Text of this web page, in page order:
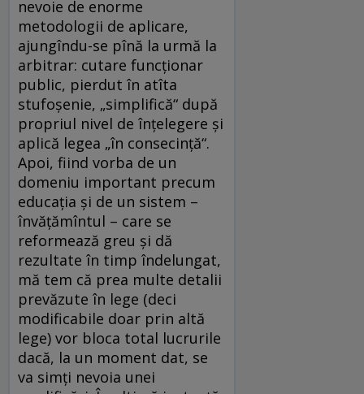
nevoie de enorme
metodologii de aplicare,
ajungîndu-se pînă la urmă la
arbitrar: cutare funcţionar
public, pierdut în atîta
stufoşenie, „simplifică“ după
propriul nivel de înţelegere şi
aplică legea „în consecinţă“.
Apoi, fiind vorba de un
domeniu important precum
educaţia şi de un sistem –
învăţămîntul – care se
reformează greu şi dă
rezultate în timp îndelungat,
mă tem că prea multe detalii
prevăzute în lege (deci
modificabile doar prin altă
lege) vor bloca total lucrurile
dacă, la un moment dat, se
va simţi nevoia unei